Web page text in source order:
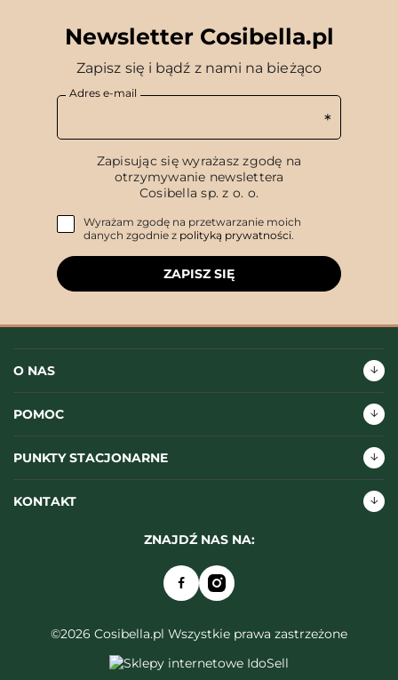
Newsletter Cosibella.pl
Zapisz się i bądź z nami na bieżąco
Adres e-mail
Zapisując się wyrażasz zgodę na
otrzymywanie newslettera
Cosibella sp. z o. o.
Wyrażam zgodę na przetwarzanie moich
danych zgodnie z polityką prywatności.
ZAPISZ SIĘ
O NAS
POMOC
PUNKTY STACJONARNE
KONTAKT
ZNAJDŹ NAS NA:
©2026 Cosibella.pl Wszystkie prawa zastrzeżone